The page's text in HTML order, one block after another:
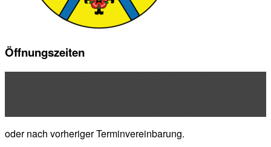
Öffnungszeiten
oder nach vorheriger Terminvereinbarung.